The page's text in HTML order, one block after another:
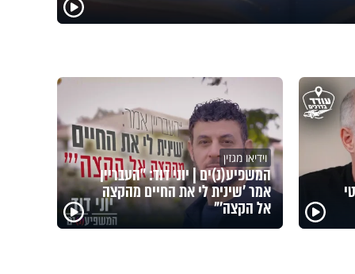
וידיאו מגזין
המשפיע(נ)ים | יוני דוד: "העבריין
אמר 'שינית לי את החיים מהקצה
אל הקצה'"